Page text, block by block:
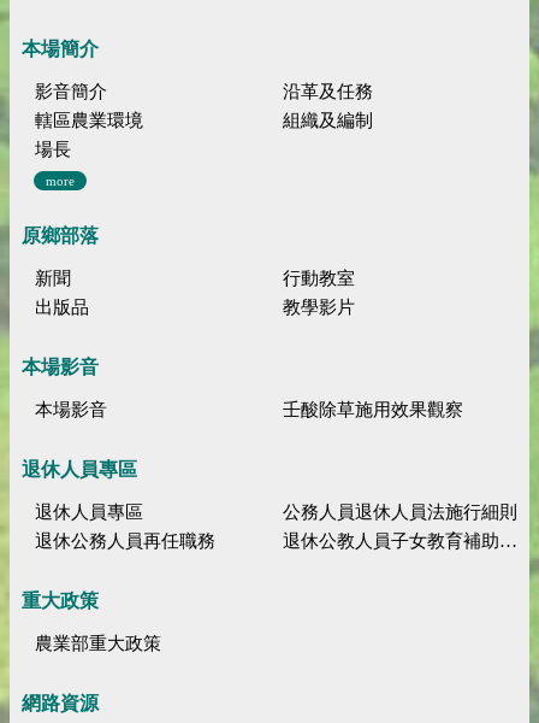
本場簡介
影音簡介
沿革及任務
轄區農業環境
組織及編制
場長
more
原鄉部落
新聞
行動教室
出版品
教學影片
本場影音
本場影音 壬酸除草施用效果觀察
退休人員專區
退休人員專區
公務人員退休人員法施行細則
退休公務人員再任職務
退休公教人員子女教育補助規定
重大政策
農業部重大政策
網路資源